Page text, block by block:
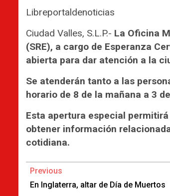
Libreportaldenoticias
Ciudad Valles, S.L.P.- La Oficina
(SRE), a cargo de Esperanza
abierta para dar atención a la
Se atenderán tanto a las
horario de 8 de la mañana a 3
Esta apertura especial
obtener información
cotidiana.
Continue
Reading
Previous
En Inglaterra, altar de Día de Muertos